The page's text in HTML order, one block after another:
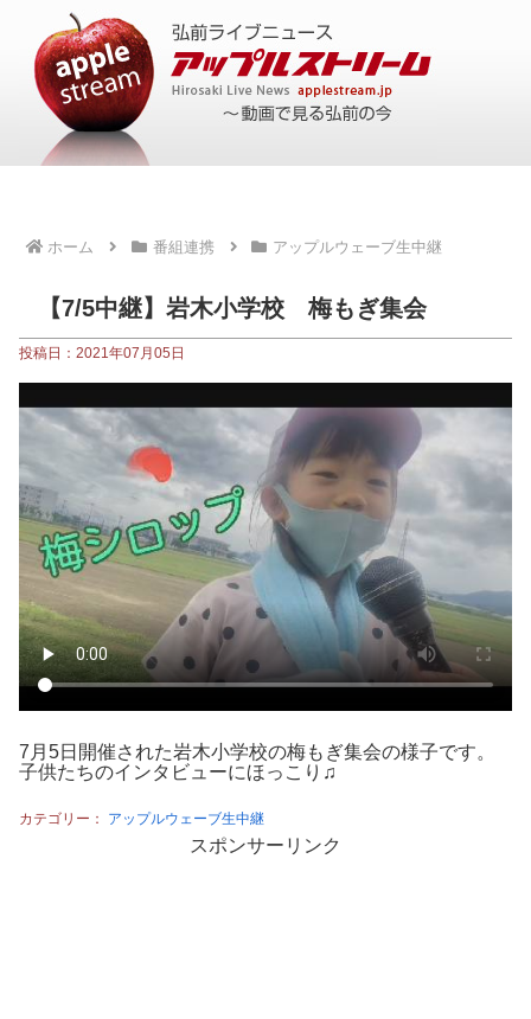
ホーム 番組連携 アップルウェーブ生中継
【7/5中継】岩木小学校 梅もぎ集会
投稿日：2021年07月05日
7月5日開催された岩木小学校の梅もぎ集会の様子です。
子供たちのインタビューにほっこり♫
カテゴリー： アップルウェーブ生中継
スポンサーリンク